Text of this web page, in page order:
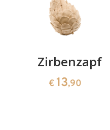
Zirbenzapfen
€ 13,90